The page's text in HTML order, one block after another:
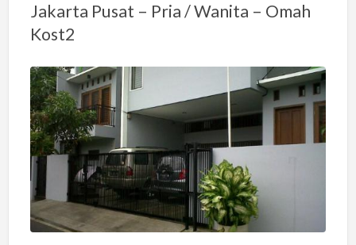
Jakarta Pusat – Pria / Wanita – Omah
Kost2